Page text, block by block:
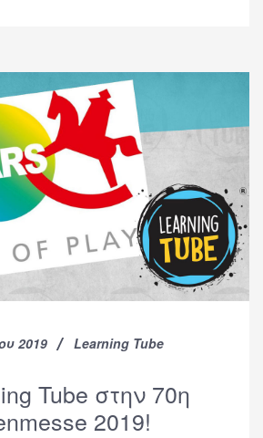
2019 Learning Tube
Tube στην 70η
2019!